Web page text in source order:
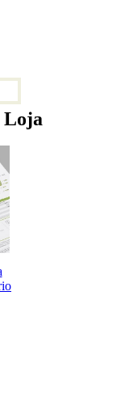
Loja